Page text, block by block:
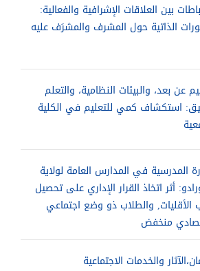
بين العلاقات الإشرافية والفعالية:
الذاتية حول المشرف والمشرَف عليه
عن بعد، والبيئات النظامية، والتعلم
استكشاف كمي للتعليم في الكلية
المدرسية في المدارس العامة لولاية
أثر اتخاذ القرار الإداري على تحصيل
الأقليات, والطلاب ذو وضع اجتماعي
منخفض
والخدمات الاجتماعية